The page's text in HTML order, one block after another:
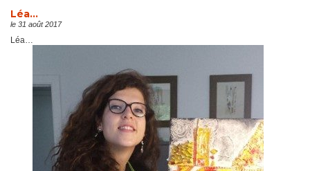
Léa…
le 31 août 2017
Léa…